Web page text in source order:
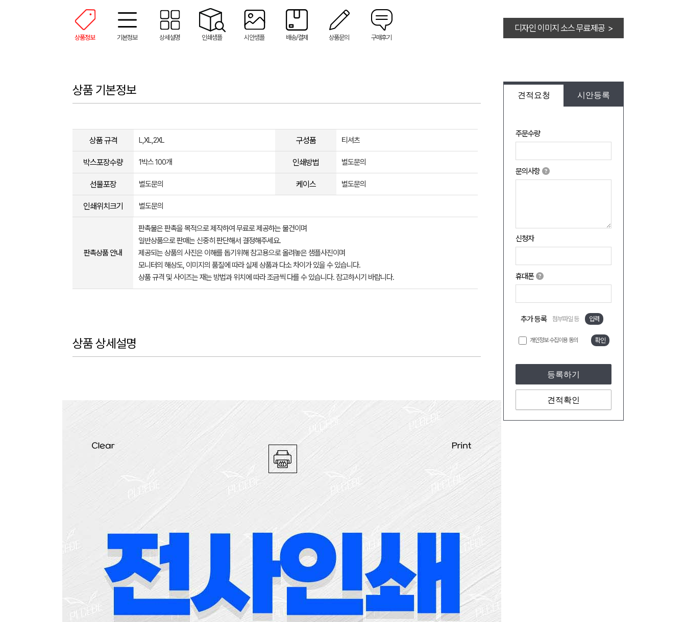
상품정보 기본정보 상세설명 인쇄샘플 시안샘플 배송/결제 상품문의 구매후기
디자인 이미지 소스 무료제공 >
견적요청 시안등록
주문수량
문의사항
신청자
휴대폰
추가 등록 첨부파일 등 입력
개인정보 수집이용 동의 확인
등록하기
견적확인
상품 기본정보
상품 규격 L,XL,2XL 구성품 티셔츠
박스포장수량 1박스 100개 인쇄방법 별도문의
선물포장 별도문의 케이스 별도문의
인쇄위치크기 별도문의
판촉상품 안내
판촉물은 판촉을 목적으로 제작하여 무료로 제공하는 물건이며
일반상품으로 판매는 신중히 판단해서 결정해주세요.
제공되는 상품의 사진은 이해를 돕기위해 참고용으로 올려놓은 샘플사진이며
모니터의 해상도, 이미지의 품질에 따라 실제 상품과 다소 차이가 있을 수 있습니다.
상품 규격 및 사이즈는 재는 방법과 위치에 따라 조금씩 다를 수 있습니다. 참고하시기 바랍니다.
상품 상세설명